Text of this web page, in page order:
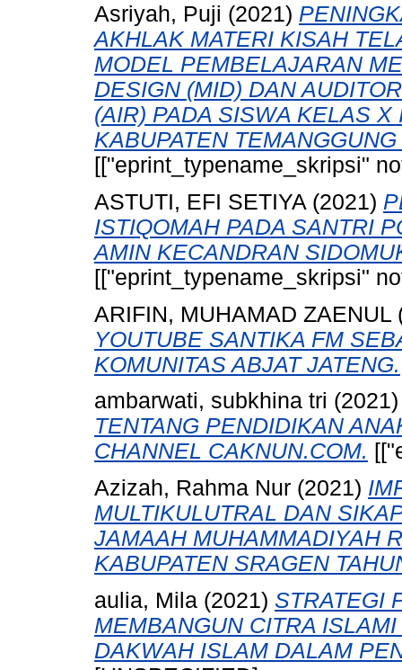
Asriyah, Puji (2021)
AKHLAK MATERI KISAH
MODEL PEMBELAJARAN
DESIGN (MID) DAN
(AIR) PADA SISWA KELAS X
KABUPATEN
[["eprint_typename_skripsi"
ASTUTI, EFI SETIYA (2021)
ISTIQOMAH PADA SANTRI
AMIN KECANDRAN
[["eprint_typename_skripsi"
ARIFIN, MUHAMAD ZAENUL
YOUTUBE SANTIKA FM
KOMUNITAS ABJAT JATENG.
ambarwati, subkhina tri
TENTANG PENDIDIKAN
CHANNEL CAKNUN.COM.
Azizah, Rahma Nur (2021)
MULTIKULUTRAL DAN
JAMAAH MUHAMMADIYAH
KABUPATEN SRAGEN
aulia, Mila (2021) STRATEGI
MEMBANGUN CITRA
DAKWAH ISLAM DALAM